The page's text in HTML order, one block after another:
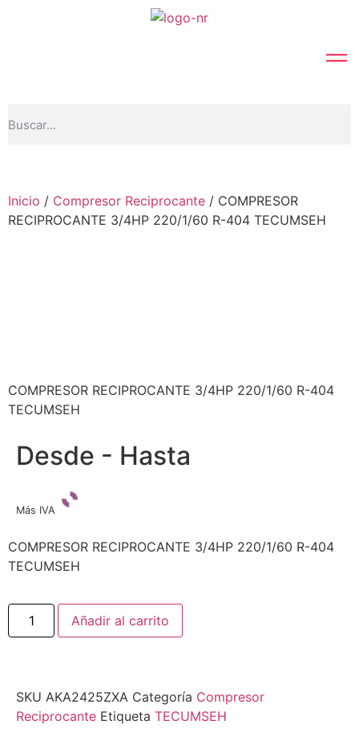
Inicio / Compresor Reciprocante / COMPRESOR
RECIPROCANTE 3/4HP 220/1/60 R-404 TECUMSEH
COMPRESOR RECIPROCANTE 3/4HP 220/1/60 R-404
TECUMSEH
Desde - Hasta
Más IVA
COMPRESOR RECIPROCANTE 3/4HP 220/1/60 R-404
TECUMSEH
Añadir al carrito
SKU AKA2425ZXA Categoría Compresor
Reciprocante Etiqueta TECUMSEH